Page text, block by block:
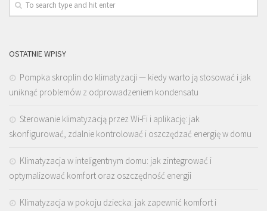
OSTATNIE WPISY
Pompka skroplin do klimatyzacji — kiedy warto ją stosować i jak
uniknąć problemów z odprowadzeniem kondensatu
Sterowanie klimatyzacją przez Wi-Fi i aplikację: jak
skonfigurować, zdalnie kontrolować i oszczędzać energię w domu
Klimatyzacja w inteligentnym domu: jak zintegrować i
optymalizować komfort oraz oszczędność energii
Klimatyzacja w pokoju dziecka: jak zapewnić komfort i